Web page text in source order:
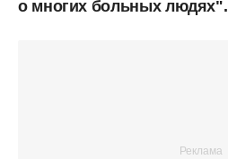
о многих больных людях".